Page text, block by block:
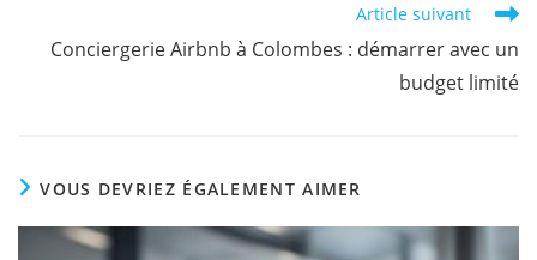
Article suivant
Conciergerie Airbnb à Colombes : démarrer avec un
budget limité
VOUS DEVRIEZ ÉGALEMENT AIMER